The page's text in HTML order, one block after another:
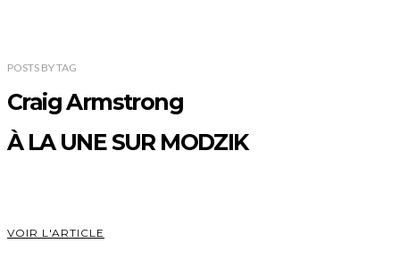
POSTS BYTAG
Craig Armstrong
À LA UNE SUR MODZIK
VOIR L'ARTICLE